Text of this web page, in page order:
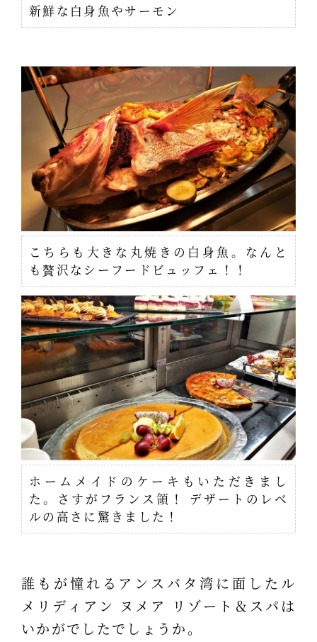
新鮮な白身魚やサーモン
こちらも大きな丸焼きの白身魚。なんと
も贅沢なシーフードビュッフェ！！
ホームメイドのケーキもいただきまし
た。さすがフランス領！ デザートのレベ
ルの高さに驚きました！
誰もが憧れるアンスバタ湾に面したル
メリディアン ヌメア リゾート＆スパは
いかがでしたでしょうか。